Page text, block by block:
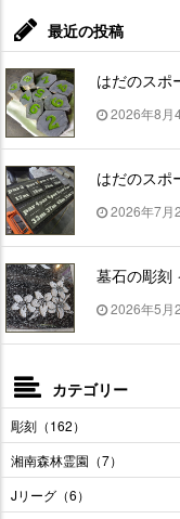
最近の投稿
はだのスポ
2026年8月
はだのスポ
2026年7月
墓石の彫刻
2026年5月
カテゴリー
彫刻（162）
湘南森林霊園（7）
Jリーグ（6）